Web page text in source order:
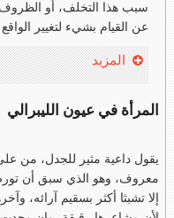
سبب هذا التخلف، أو الظروف
عن القيام بشيء لتغيير
المزيد
المرأة في عيون الليبرالي
يقول داعية مثير للجدل، من
معروف، وهو الذي سبق أن
إلا تشبثا أكثر بسقيم آرائه،